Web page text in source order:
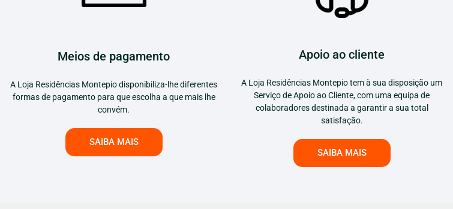
Meios de pagamento
A Loja Residências Montepio disponibiliza-lhe diferentes
formas de pagamento para que escolha a que mais lhe
convém.
SAIBA MAIS
Apoio ao cliente
A Loja Residências Montepio tem à sua disposição um
Serviço de Apoio ao Cliente, com uma equipa de
colaboradores destinada a garantir a sua total
satisfação.
SAIBA MAIS